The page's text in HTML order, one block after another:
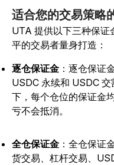
适合您的交易策略
UTA 提供以下三种保证
平的交易者量身打造：
逐仓保证金 ：逐仓保证
USDC 永续和 USDC
下，每个仓位的保证金
亏不会抵消。
全仓保证金 ：全仓保证
货交易、杠杆交易、